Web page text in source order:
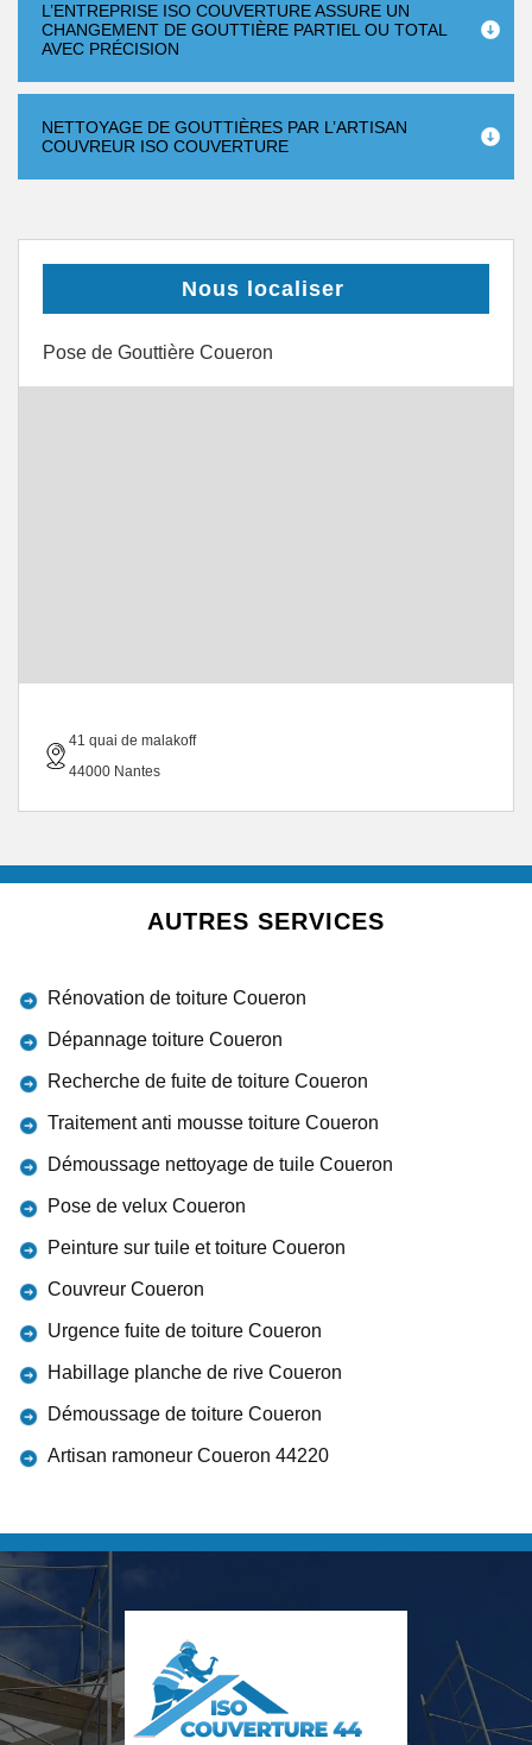
L’ENTREPRISE ISO COUVERTURE ASSURE UN
CHANGEMENT DE GOUTTIÈRE PARTIEL OU TOTAL
AVEC PRÉCISION
NETTOYAGE DE GOUTTIÈRES PAR L’ARTISAN
COUVREUR ISO COUVERTURE
Nous localiser
Pose de Gouttière Coueron
41 quai de malakoff
44000 Nantes
AUTRES SERVICES
Rénovation de toiture Coueron
Dépannage toiture Coueron
Recherche de fuite de toiture Coueron
Traitement anti mousse toiture Coueron
Démoussage nettoyage de tuile Coueron
Pose de velux Coueron
Peinture sur tuile et toiture Coueron
Couvreur Coueron
Urgence fuite de toiture Coueron
Habillage planche de rive Coueron
Démoussage de toiture Coueron
Artisan ramoneur Coueron 44220